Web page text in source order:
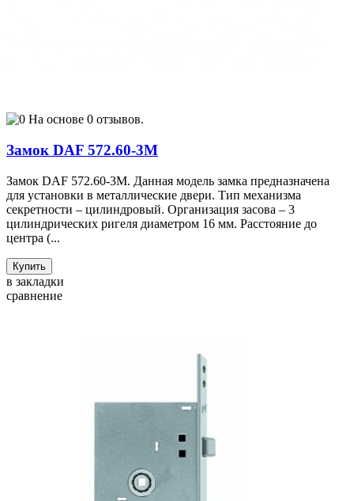
На основе 0 отзывов.
Замок DAF 572.60-3М
Замок DAF 572.60-3М. Данная модель замка предназначена
для установки в металлические двери. Тип механизма
секретности – цилиндровый. Организация засова – 3
цилиндрических ригеля диаметром 16 мм. Расстояние до
центра (...
Купить
в закладки
сравнение